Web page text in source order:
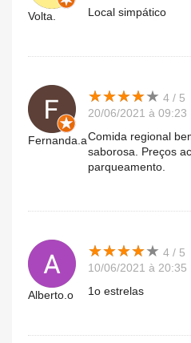
Volta.
Local simpático
Fernanda.a
★★★★★
★★★★★ 4 / 5
20/06/2021 à 09:23
Comida regional
saborosa. Preços
parqueamento.
Alberto.o
★★★★★
★★★★★ 4 / 5
10/06/2021 à 20:35
1o estrelas